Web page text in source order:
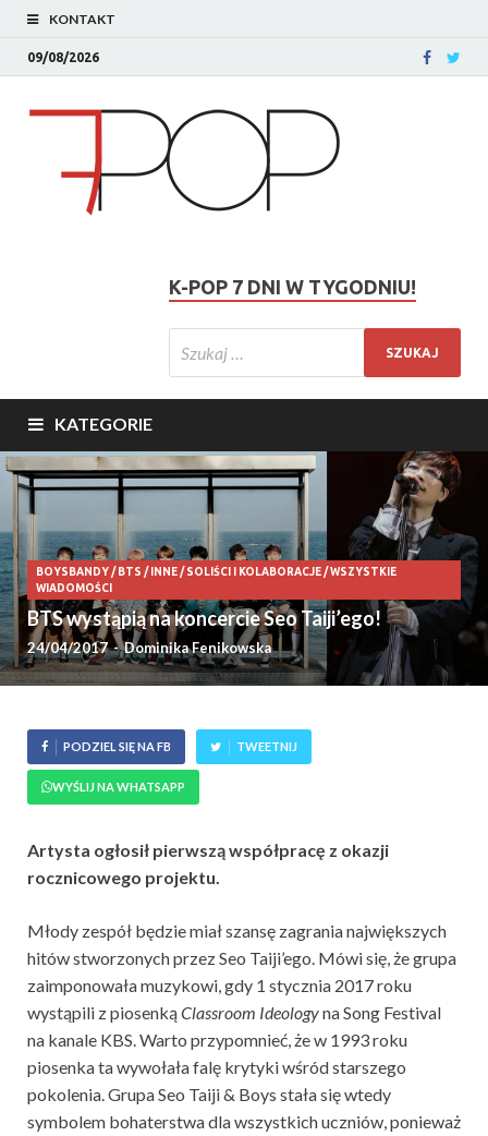
KONTAKT
09/08/2026
K-POP 7 DNI W TYGODNIU!
KATEGORIE
BOYSBANDY/BTS / INNE/SOLIŚCI I KOLABORACJE/WSZYSTKIE
WIADOMOŚCI
BTS wystąpią na koncercie Seo Taiji’ego!
24/04/2017-Dominika Fenikowska
PODZIEL SIĘ NA FB TWEETNIJ
WYŚLIJ NA WHATSAPP
Artysta ogłosił pierwszą współpracę z okazji
rocznicowego projektu.
Młody zespół będzie miał szansę zagrania największych
hitów stworzonych przez Seo Taiji’ego. Mówi się, że grupa
zaimponowała muzykowi, gdy 1 stycznia 2017 roku
wystąpili z piosenkąClassroom Ideologyna Song Festival
na kanale KBS. Warto przypomnieć, że w 1993 roku
piosenka ta wywołała falę krytyki wśród starszego
pokolenia. Grupa Seo Taiji & Boys stała się wtedy
symbolem bohaterstwa dla wszystkich uczniów, ponieważ